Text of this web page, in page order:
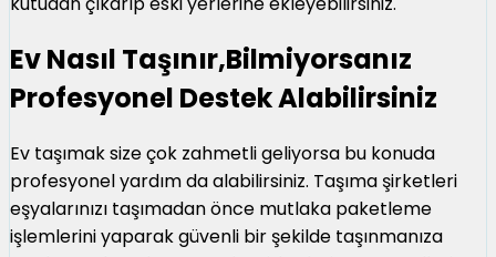
Ev Nasıl Taşınır,Bilmiyorsanız
Profesyonel Destek Alabilirsiniz
Ev taşımak size çok zahmetli geliyorsa bu konuda
profesyonel yardım da alabilirsiniz. Taşıma şirketleri
eşyalarınızı taşımadan önce mutlaka paketleme
işlemlerini yaparak güvenli bir şekilde taşınmanıza